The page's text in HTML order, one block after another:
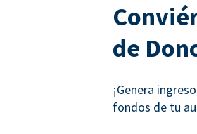
de
¡Genera
fondos de tu